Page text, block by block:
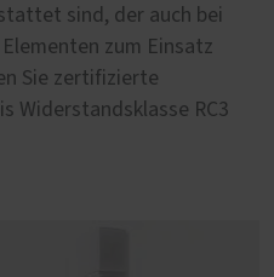
sind, der auch bei
zum Einsatz
Sie zertifizierte
Widerstandsklasse RC3